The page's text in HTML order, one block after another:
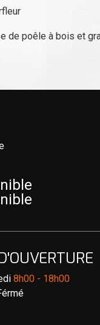
de poêle à bois et
8h00 - 18h00